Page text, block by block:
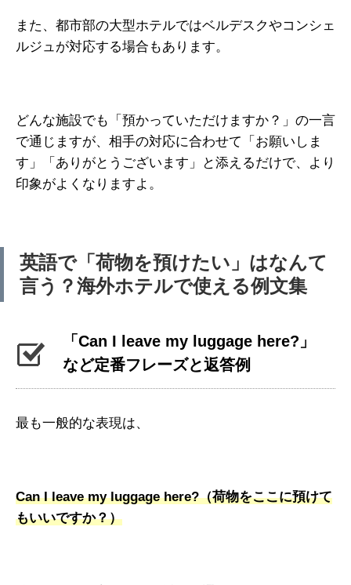
また、都市部の大型ホテルではベルデスクやコンシェ
ルジュが対応する場合もあります。
どんな施設でも「預かっていただけますか？」の一言
で通じますが、相手の対応に合わせて「お願いしま
す」「ありがとうございます」と添えるだけで、より
印象がよくなりますよ。
英語で「荷物を預けたい」はなんて
言う？海外ホテルで使える例文集
「Can I leave my luggage here?」
など定番フレーズと返答例
最も一般的な表現は、
Can I leave my luggage here?（荷物をここに預けて
もいいですか？）